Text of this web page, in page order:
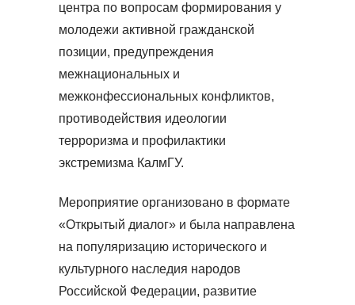
центра по вопросам формирования у
молодежи активной гражданской
позиции, предупреждения
межнациональных и
межконфессиональных конфликтов,
противодействия идеологии
терроризма и профилактики
экстремизма КалмГУ.
Мероприятие организовано в формате
«Открытый диалог» и была направлена
на популяризацию исторического и
культурного наследия народов
Российской Федерации, развитие